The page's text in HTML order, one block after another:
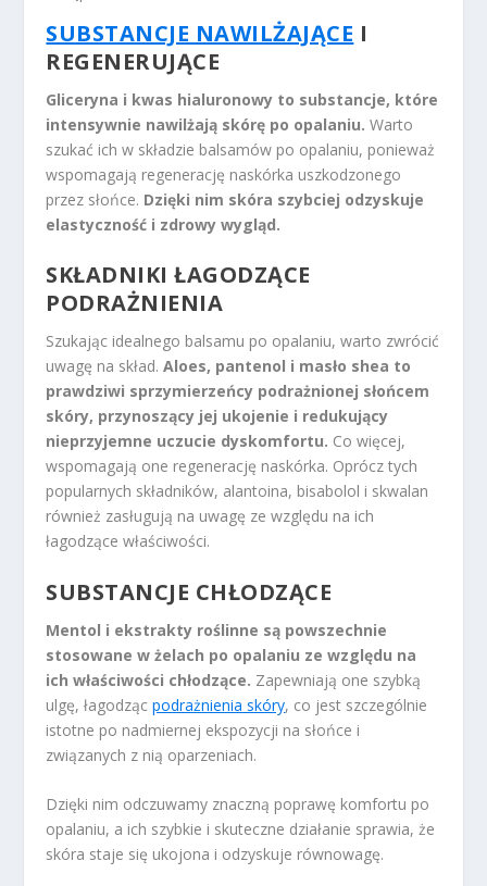
SUBSTANCJE NAWILŻAJĄCE I
REGENERUJĄCE
Gliceryna i kwas hialuronowy to substancje, które
intensywnie nawilżają skórę po opalaniu. Warto
szukać ich w składzie balsamów po opalaniu, ponieważ
wspomagają regenerację naskórka uszkodzonego
przez słońce. Dzięki nim skóra szybciej odzyskuje
elastyczność i zdrowy wygląd.
SKŁADNIKI ŁAGODZĄCE
PODRAŻNIENIA
Szukając idealnego balsamu po opalaniu, warto zwrócić
uwagę na skład.Aloes, pantenol i masło shea to
prawdziwi sprzymierzeńcy podrażnionej słońcem
skóry, przynoszący jej ukojenie i redukujący
nieprzyjemne uczucie dyskomfortu. Co więcej,
wspomagają one regenerację naskórka. Oprócz tych
popularnych składników, alantoina, bisabolol i skwalan
również zasługują na uwagę ze względu na ich
łagodzące właściwości.
SUBSTANCJE CHŁODZĄCE
Mentol i ekstrakty roślinne są powszechnie
stosowane w żelach po opalaniu ze względu na
ich właściwości chłodzące. Zapewniają one szybką
ulgę, łagodzącpodrażnienia skóry, co jest szczególnie
istotne po nadmiernej ekspozycji na słońce i
związanych z nią oparzeniach.
Dzięki nim odczuwamy znaczną poprawę komfortu po
opalaniu, a ich szybkie i skuteczne działanie sprawia, że
skóra staje się ukojona i odzyskuje równowagę.